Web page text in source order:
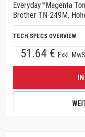
Everyday™Magenta
Brother TN-249M,
TECH SPECS OVERVIEW
51.64 € Exkl.